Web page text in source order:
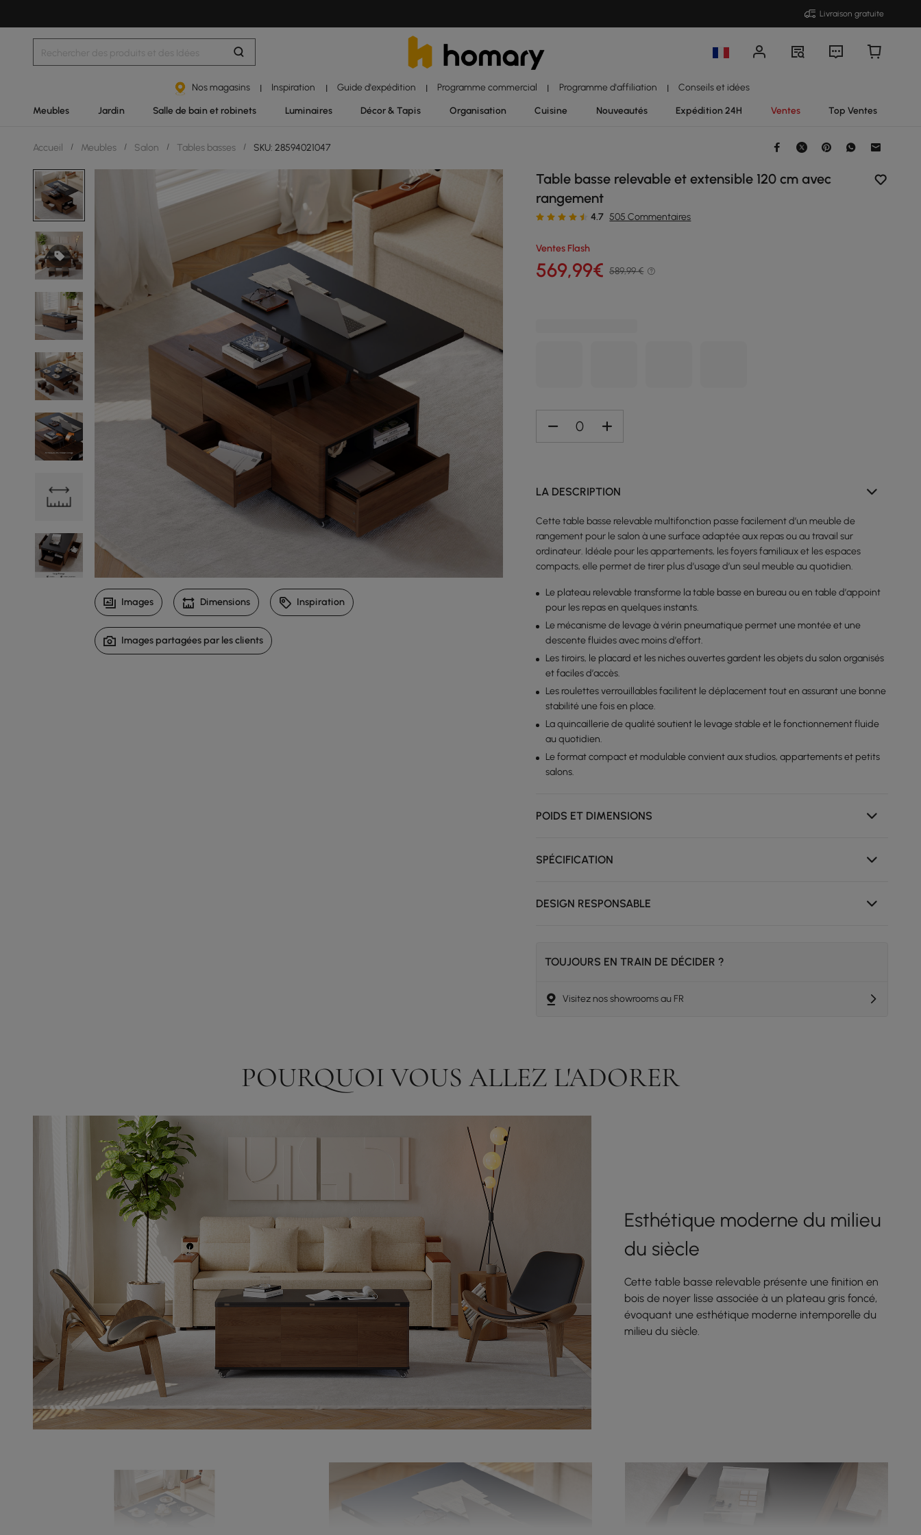
Livraison gratuite
Nos magasins | Inspiration | Guide d'expédition | Programme commercial | Programme d'affiliation | Conseils et idées
Meubles Jardin Salle de bain et robinets Luminaires Décor & Tapis Organisation Cuisine Nouveautés Expédition 24H Ventes Top Ventes
Accueil / Meubles / Salon / Tables basses / SKU: 28594021047
Table basse relevable et extensible 120 cm avec
rangement
4.7 505 Commentaires
Ventes Flash
569,99€ 589,99 €
LA DESCRIPTION
Cette table basse relevable multifonction passe facilement d’un meuble de
rangement pour le salon à une surface adaptée aux repas ou au travail sur
ordinateur. Idéale pour les appartements, les foyers familiaux et les espaces
compacts, elle permet de tirer plus d’usage d’un seul meuble au quotidien.
Le plateau relevable transforme la table basse en bureau ou en table d’appoint
pour les repas en quelques instants.
Le mécanisme de levage à vérin pneumatique permet une montée et une
descente fluides avec moins d’effort.
Les tiroirs, le placard et les niches ouvertes gardent les objets du salon organisés
et faciles d’accès.
Les roulettes verrouillables facilitent le déplacement tout en assurant une bonne
stabilité une fois en place.
La quincaillerie de qualité soutient le levage stable et le fonctionnement fluide
au quotidien.
Le format compact et modulable convient aux studios, appartements et petits
salons.
POIDS ET DIMENSIONS
SPÉCIFICATION
DESIGN RESPONSABLE
TOUJOURS EN TRAIN DE DÉCIDER ?
Visitez nos showrooms au FR
569,99 € 1 499,99 € 239,99 € 159,99 € 99,99 €
Images Dimensions Inspiration
Images partagées par les clients
POURQUOI VOUS ALLEZ L'ADORER
Esthétique moderne du milieu
du siècle
Cette table basse relevable présente une finition en
bois de noyer lisse associée à un plateau gris foncé,
évoquant une esthétique moderne intemporelle du
milieu du siècle.